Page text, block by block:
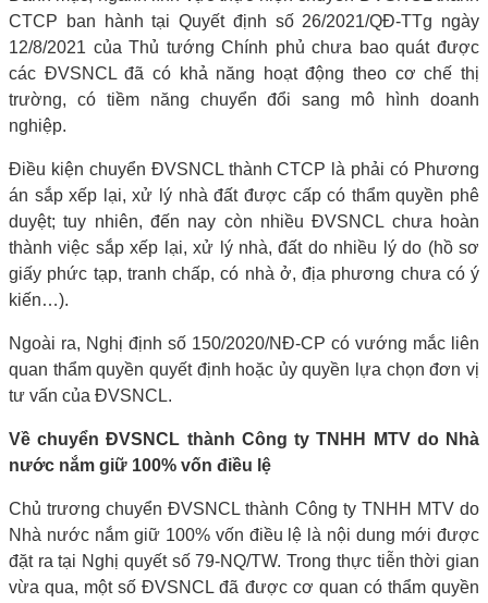
CTCP ban hành tại Quyết định số 26/2021/QĐ-TTg ngày
12/8/2021 của Thủ tướng Chính phủ chưa bao quát được
các ĐVSNCL đã có khả năng hoạt động theo cơ chế thị
trường, có tiềm năng chuyển đổi sang mô hình doanh
nghiệp.
Điều kiện chuyển ĐVSNCL thành CTCP là phải có Phương
án sắp xếp lại, xử lý nhà đất được cấp có thẩm quyền phê
duyệt; tuy nhiên, đến nay còn nhiều ĐVSNCL chưa hoàn
thành việc sắp xếp lại, xử lý nhà, đất do nhiều lý do (hồ sơ
giấy phức tạp, tranh chấp, có nhà ở, địa phương chưa có ý
kiến…).
Ngoài ra, Nghị định số 150/2020/NĐ-CP có vướng mắc liên
quan thẩm quyền quyết định hoặc ủy quyền lựa chọn đơn vị
tư vấn của ĐVSNCL.
Về chuyển ĐVSNCL thành Công ty TNHH MTV do Nhà
nước nắm giữ 100% vốn điều lệ
Chủ trương chuyển ĐVSNCL thành Công ty TNHH MTV do
Nhà nước nắm giữ 100% vốn điều lệ là nội dung mới được
đặt ra tại Nghị quyết số 79-NQ/TW. Trong thực tiễn thời gian
vừa qua, một số ĐVSNCL đã được cơ quan có thẩm quyền